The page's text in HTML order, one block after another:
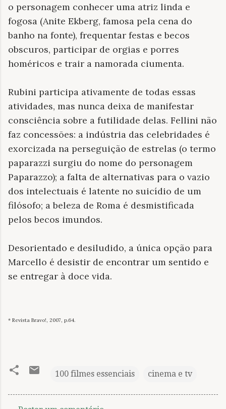
o personagem conhecer uma atriz linda e
fogosa (Anite Ekberg, famosa pela cena do
banho na fonte), frequentar festas e becos
obscuros, participar de orgias e porres
homéricos e trair a namorada ciumenta.
Rubini participa ativamente de todas essas
atividades, mas nunca deixa de manifestar
consciência sobre a futilidade delas. Fellini não
faz concessões: a indústria das celebridades é
exorcizada na perseguição de estrelas (o termo
paparazzi surgiu do nome do personagem
Paparazzo); a falta de alternativas para o vazio
dos intelectuais é latente no suicídio de um
filósofo; a beleza de Roma é desmistificada
pelos becos imundos.
Desorientado e desiludido, a única opção para
Marcello é desistir de encontrar um sentido e
se entregar à doce vida.
* Revista Bravo!, 2007, p.64.
100 filmes essenciais cinema e tv